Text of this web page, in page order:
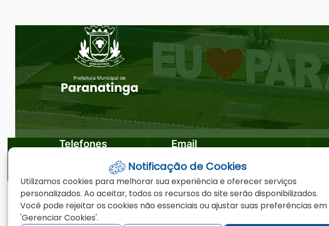
para
rodapé
[alt+4]
Seção do Rodapé e Ouvidoria/
Telefones
(66)3573-4200
Email
ouvidoria@paranatinga.mt.gov.br
©2026 - Prefeitura Municipal de Paranatinga - MT - Todos os
Notificação de Cookies
Utilizamos cookies para melhorar sua experiência e oferecer serviços
personalizados. Ao aceitar, todos os recursos do site serão disponibilizados.
Você pode rejeitar os cookies não essenciais ou ajustar suas preferências em
'Gerenciar Cookies'.